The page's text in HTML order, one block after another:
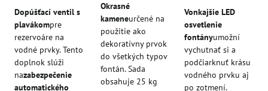
Dopúšťací ventil s
plavákompre
rezervoáre na
vodné prvky. Tento
doplnok slúži
nazabezpečenie
automatického
Okrasné
kameneurčené na
použitie ako
dekoratívny prvok
do všetkých typov
fontán. Sada
obsahuje 25 kg
Vonkajšie LED
osvetlenie
fontányumožní
vychutnať si a
podčiarknuť krásu
vodného prvku aj
po zotmení.